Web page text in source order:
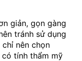
giản, gọn gàng
tránh sử dụng
nên chọn
tính thẩm mỹ